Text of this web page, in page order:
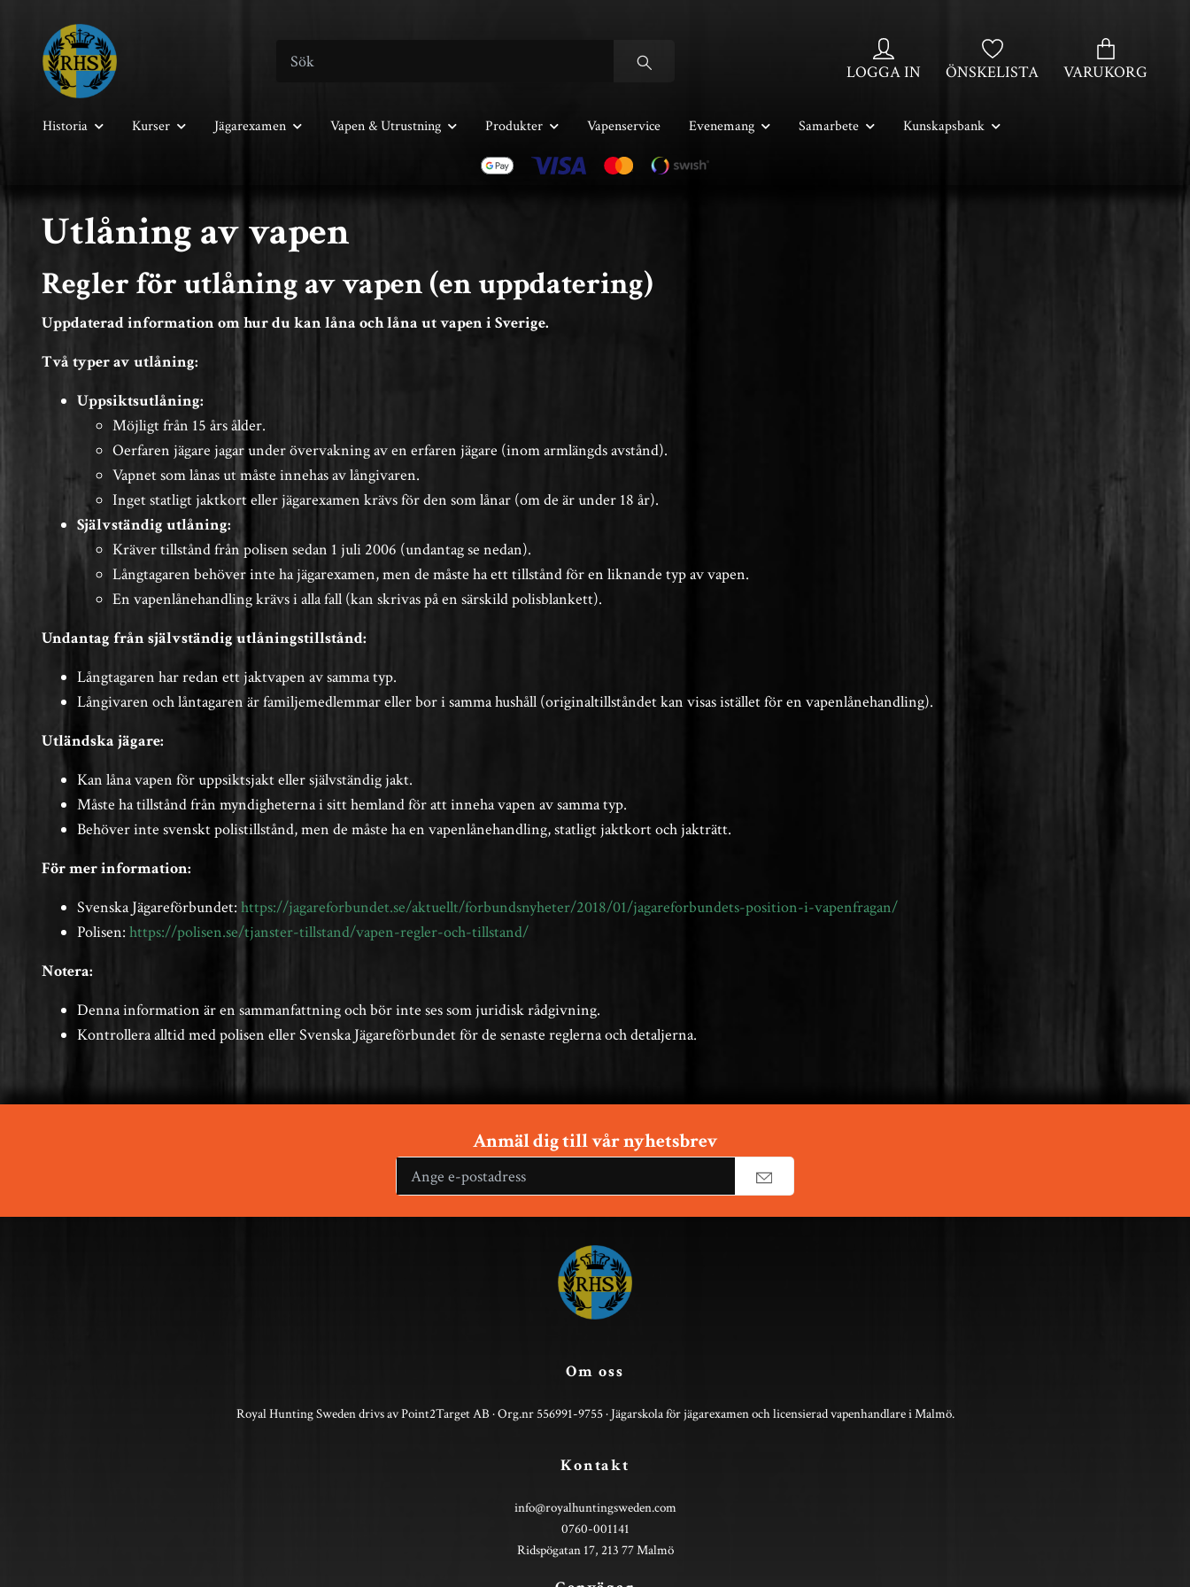
LOGGA IN ÖNSKELISTA VARUKORG
Historia Kurser Jägarexamen Vapen & Utrustning Produkter Vapenservice Evenemang Samarbete Kunskapsbank
Utlåning av vapen
Regler för utlåning av vapen (en uppdatering)
Uppdaterad information om hur du kan låna och låna ut vapen i Sverige.
Två typer av utlåning:
Uppsiktsutlåning:
Möjligt från 15 års ålder.
Oerfaren jägare jagar under övervakning av en erfaren jägare (inom armlängds avstånd).
Vapnet som lånas ut måste innehas av långivaren.
Inget statligt jaktkort eller jägarexamen krävs för den som lånar (om de är under 18 år).
Självständig utlåning:
Kräver tillstånd från polisen sedan 1 juli 2006 (undantag se nedan).
Långtagaren behöver inte ha jägarexamen, men de måste ha ett tillstånd för en liknande typ av vapen.
En vapenlånehandling krävs i alla fall (kan skrivas på en särskild polisblankett).
Undantag från självständig utlåningstillstånd:
Långtagaren har redan ett jaktvapen av samma typ.
Långivaren och låntagaren är familjemedlemmar eller bor i samma hushåll (originaltillståndet kan visas istället för en vapenlånehandling).
Utländska jägare:
Kan låna vapen för uppsiktsjakt eller självständig jakt.
Måste ha tillstånd från myndigheterna i sitt hemland för att inneha vapen av samma typ.
Behöver inte svenskt polistillstånd, men de måste ha en vapenlånehandling, statligt jaktkort och jakträtt.
För mer information:
Svenska Jägareförbundet: https://jagareforbundet.se/aktuellt/forbundsnyheter/2018/01/jagareforbundets-position-i-vapenfragan/
Polisen: https://polisen.se/tjanster-tillstand/vapen-regler-och-tillstand/
Notera:
Denna information är en sammanfattning och bör inte ses som juridisk rådgivning.
Kontrollera alltid med polisen eller Svenska Jägareförbundet för de senaste reglerna och detaljerna.
Anmäl dig till vår nyhetsbrev
Om oss
Royal Hunting Sweden drivs av Point2Target AB · Org.nr 556991-9755 · Jägarskola för jägarexamen och licensierad vapenhandlare i Malmö.
Kontakt
info@royalhuntingsweden.com
0760-001141
Ridspögatan 17, 213 77 Malmö